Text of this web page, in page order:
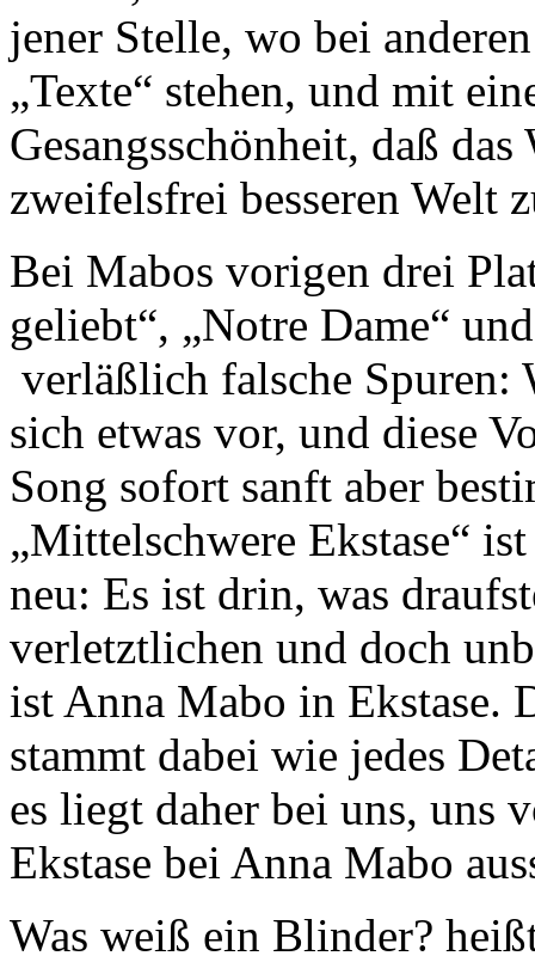
jener Stelle, wo bei
„Texte“ stehen, und mit
Gesangsschönheit, daß
zweifelsfrei besseren Welt
Bei Mabos vorigen drei
geliebt“, „Notre Dame“
verläßlich falsche Spuren:
sich etwas vor, und diese
Song sofort sanft aber
„Mittelschwere Ekstase“
neu: Es ist drin, was
verletztlichen und doch
ist Anna Mabo in Ekstase.
stammt dabei wie jedes
es liegt daher bei uns, uns
Ekstase bei Anna Mabo
Was weiß ein Blinder?